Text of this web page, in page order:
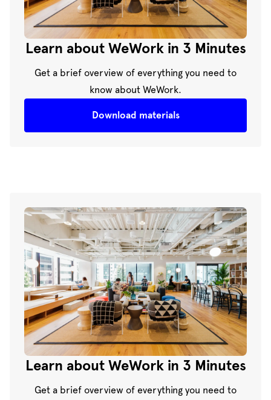
Learn about WeWork in 3 Minutes
Get a brief overview of everything you need to
know about WeWork.
Download materials
Learn about WeWork in 3 Minutes
Get a brief overview of everything you need to